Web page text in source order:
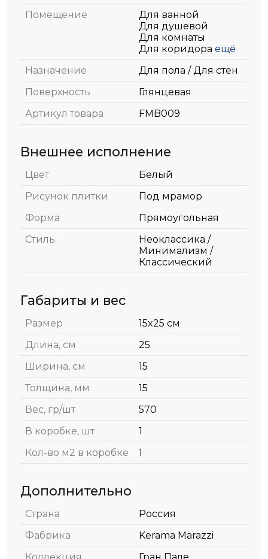
Помещение
Для ванной
Для душевой
Для комнаты
Для коридора ещё
Назначение
Для пола / Для стен
Поверхность
Глянцевая
Артикул товара
FMB009
Внешнее исполнение
Цвет
Белый
Рисунок плитки
Под мрамор
Форма
Прямоугольная
Стиль
Неоклассика /
Минимализм /
Классический
Габариты и вес
Размер
15x25 см
Длина, см
25
Ширина, см
15
Толщина, мм
15
Вес, гр/шт
570
В коробке, шт
1
Кол-во м2 в коробке
1
Дополнительно
Страна
Россия
Фабрика
Kerama Marazzi